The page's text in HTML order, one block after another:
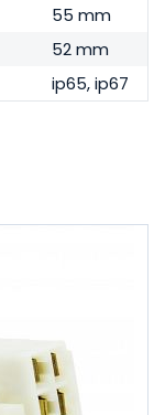
55 mm
52 mm
ip65, ip67